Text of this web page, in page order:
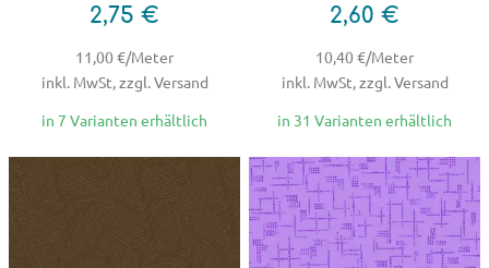
2,75 €
11,00 €/Meter
inkl. MwSt, zzgl. Versand
in 7 Varianten erhältlich
2,60 €
10,40 €/Meter
inkl. MwSt, zzgl. Versand
in 31 Varianten erhältlich